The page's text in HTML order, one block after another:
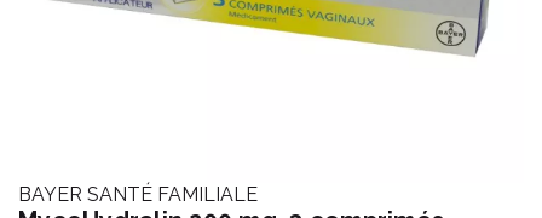
BAYER SANTÉ FAMILIALE